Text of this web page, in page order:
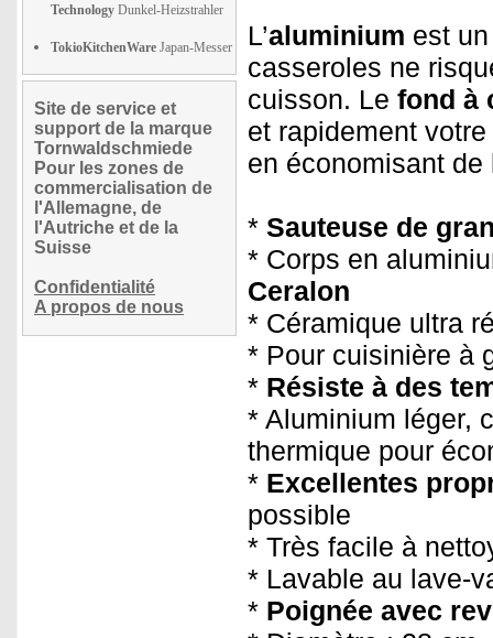
Technology Dunkel-Heizstrahler
TokioKitchenWare Japan-Messer
Site de service et
support de la marque
Tornwaldschmiede
Pour les zones de
commercialisation de
l'Allemagne, de
l'Autriche et de la
Suisse
Confidentialité
A propos de nous
L’aluminium est
casseroles ne
cuisson. Le fond à
et rapidement
en économisant de
* Sauteuse de
* Corps en
Ceralon
* Céramique ultra
* Pour cuisinière à
* Résiste à des
* Aluminium léger,
thermique pour
* Excellentes
possible
* Très facile à
* Lavable au lave-
* Poignée avec